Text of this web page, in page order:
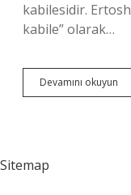
kabilesidir.
kabile” olarak…
Devamını okuyun
Sitemap